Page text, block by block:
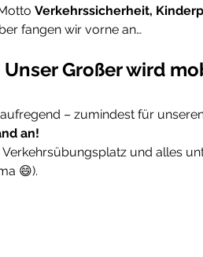
Verkehrssicherheit,
fangen wir vorne an…
Großer wird
– zumindest für
an!
und alles
😄).